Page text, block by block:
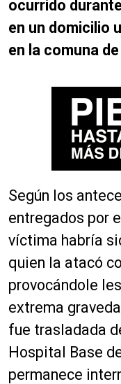
ocurrido
en un domicilio
en la comuna
Según los
entregados por
víctima habría
quien la atacó
provocándole
extrema
fue trasladada
Hospital Base
permanece